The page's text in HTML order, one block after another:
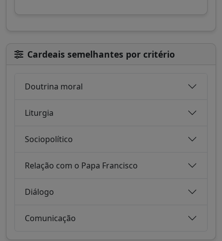
Cardeais semelhantes por critério
Doutrina moral
Liturgia
Sociopolítico
Relação com o Papa Francisco
Diálogo
Comunicação